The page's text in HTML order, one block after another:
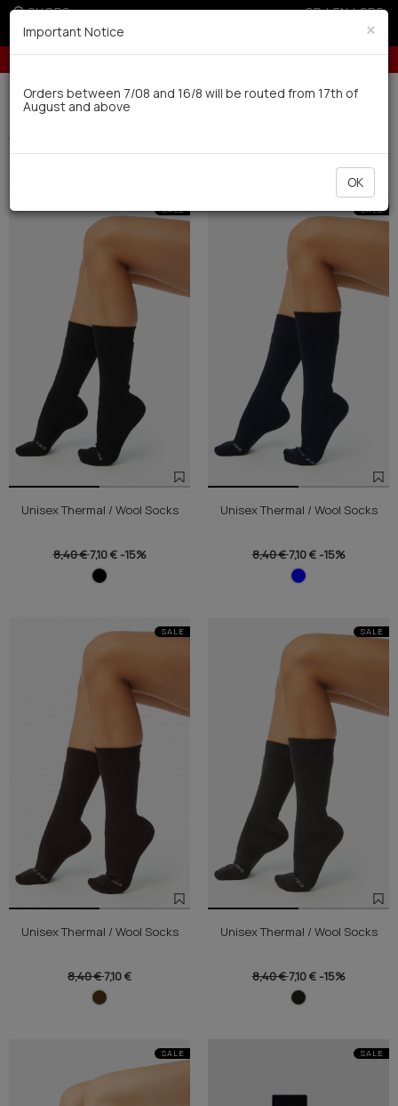
SHOPS GR|EN|SRB
10% off for orders over 250€ for EU & 300€ for non EU
Delivery in 7-9 working days via UPS
Thermal
Filter
SALE
Unisex Thermal / Wool Socks
8,40 €7,10 € -15%
SALE
Unisex Thermal / Wool Socks
8,40 €7,10 € -15%
SALE
Unisex Thermal / Wool Socks
8,40 €7,10 €
SALE
Unisex Thermal / Wool Socks
8,40 €7,10 € -15%
SALE SALE
×
Important Notice
Orders between 7/08 and 16/8 will be routed from 17th of
August and above
OK